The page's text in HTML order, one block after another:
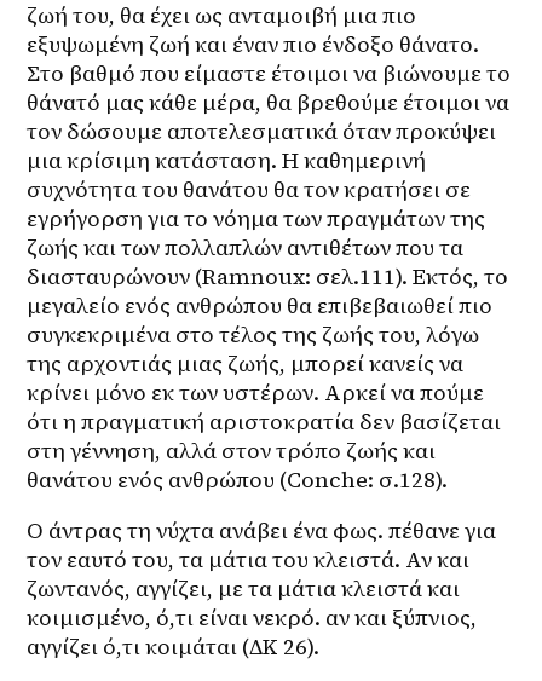
ζωή του, θα έχει ως ανταμοιβή μια πιο
εξυψωμένη ζωή και έναν πιο ένδοξο θάνατο.
Στο βαθμό που είμαστε έτοιμοι να βιώνουμε το
θάνατό μας κάθε μέρα, θα βρεθούμε έτοιμοι να
τον δώσουμε αποτελεσματικά όταν προκύψει
μια κρίσιμη κατάσταση. Η καθημερινή
συχνότητα του θανάτου θα τον κρατήσει σε
εγρήγορση για το νόημα των πραγμάτων της
ζωής και των πολλαπλών αντιθέτων που τα
διασταυρώνουν (Ramnoux: σελ.111). Εκτός, το
μεγαλείο ενός ανθρώπου θα επιβεβαιωθεί πιο
συγκεκριμένα στο τέλος της ζωής του, λόγω
της αρχοντιάς μιας ζωής, μπορεί κανείς να
κρίνει μόνο εκ των υστέρων. Αρκεί να πούμε
ότι η πραγματική αριστοκρατία δεν βασίζεται
στη γέννηση, αλλά στον τρόπο ζωής και
θανάτου ενός ανθρώπου (Conche: σ.128).
Ο άντρας τη νύχτα ανάβει ένα φως. πέθανε για
τον εαυτό του, τα μάτια του κλειστά. Αν και
ζωντανός, αγγίζει, με τα μάτια κλειστά και
κοιμισμένο, ό,τι είναι νεκρό. αν και ξύπνιος,
αγγίζει ό,τι κοιμάται (ΔΚ 26).